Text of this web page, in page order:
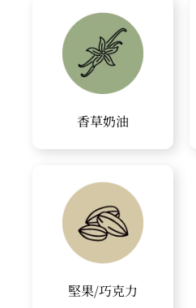
香草奶油
堅果/巧克力